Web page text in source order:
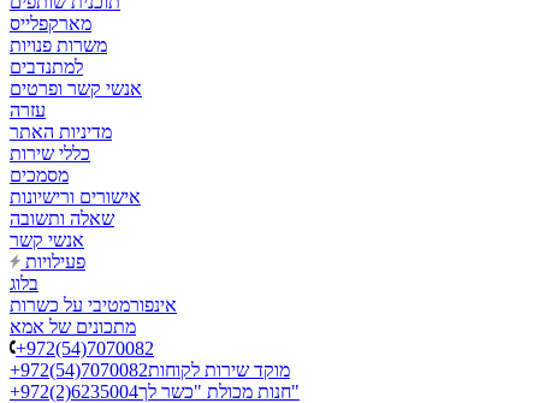
מארקפלייס
משרות פנויות
למתנדבים
אנשי קשר ופרטים
עזרה
מדיניות האתר
כללי שירות
מסמכים
אישורים ורישיונות
שאלה ותשובה
אנשי קשר
פעילויות
בלוג
אינפורמטיבי על כשרות
מתכונים של אמא
+972(54)7070082
+972(54)7070082מוקד שירות לקוחות
+972(2)6235004
חנות מכולת "כשר לך"